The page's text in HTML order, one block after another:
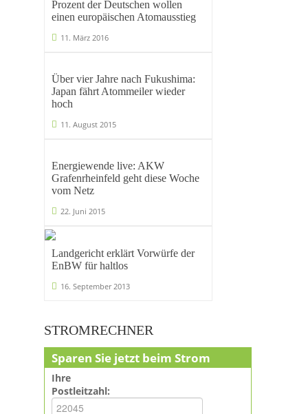
Prozent der Deutschen wollen
einen europäischen Atomausstieg
11. März 2016
Über vier Jahre nach Fukushima:
Japan fährt Atommeiler wieder
hoch
11. August 2015
Energiewende live: AKW
Grafenrheinfeld geht diese Woche
vom Netz
22. Juni 2015
Landgericht erklärt Vorwürfe der
EnBW für haltlos
16. September 2013
STROMRECHNER
Sparen Sie jetzt beim Strom
Ihre
Postleitzahl: